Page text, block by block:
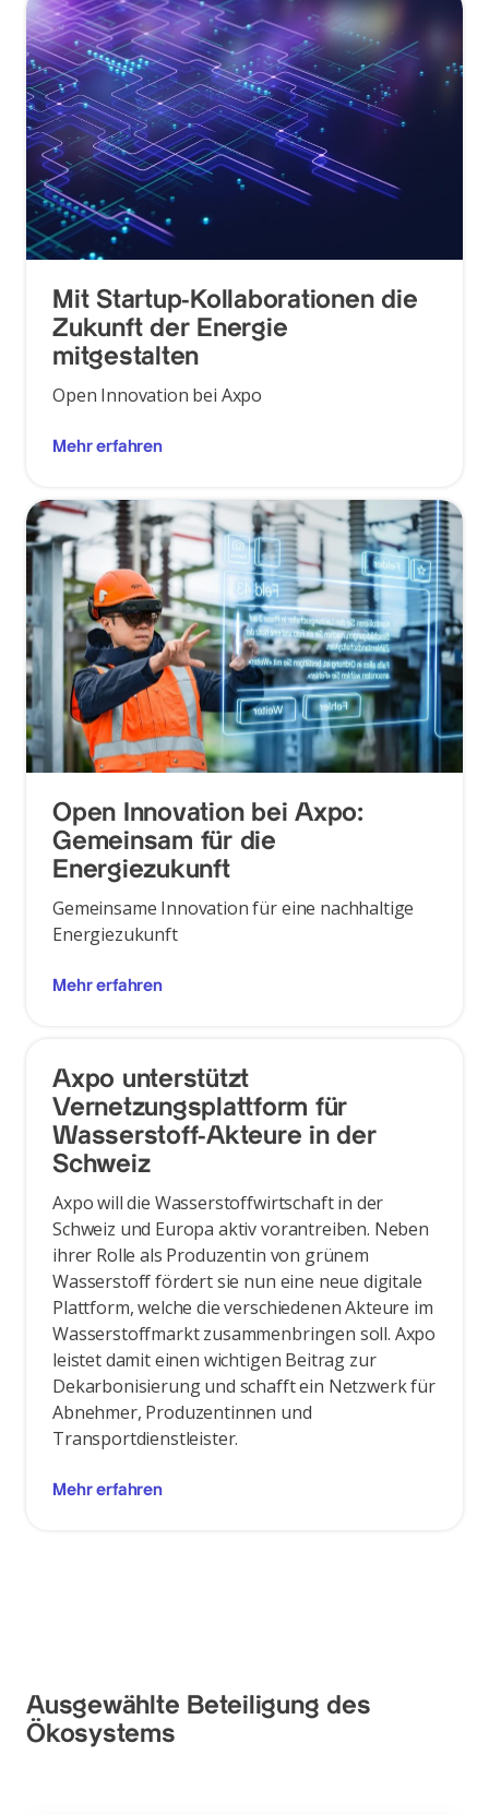
Mit Startup-Kollaborationen die
Zukunft der Energie
mitgestalten
Open Innovation bei Axpo
Mehr erfahren
Open Innovation bei Axpo:
Gemeinsam für die
Energiezukunft
Gemeinsame Innovation für eine nachhaltige
Energiezukunft
Mehr erfahren
Axpo unterstützt
Vernetzungsplattform für
Wasserstoff-Akteure in der
Schweiz
Axpo will die Wasserstoffwirtschaft in der
Schweiz und Europa aktiv vorantreiben. Neben
ihrer Rolle als Produzentin von grünem
Wasserstoff fördert sie nun eine neue digitale
Plattform, welche die verschiedenen Akteure im
Wasserstoffmarkt zusammenbringen soll. Axpo
leistet damit einen wichtigen Beitrag zur
Dekarbonisierung und schafft ein Netzwerk für
Abnehmer, Produzentinnen und
Transportdienstleister.
Mehr erfahren
Ausgewählte Beteiligung des
Ökosystems